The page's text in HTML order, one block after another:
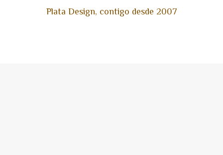
Plata Design, contigo desde 2007